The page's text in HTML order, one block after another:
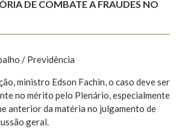
DE COMBATE A FRAUDES NO
/ Previdência
ministro Edson Fachin, o caso deve ser
no mérito pelo Plenário, especialmente
anterior da matéria no julgamento de
geral.